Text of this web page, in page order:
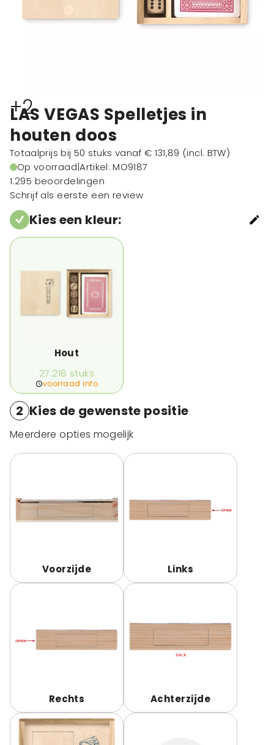
+2
LAS VEGAS Spelletjes in
houten doos
Totaalprijs bij 50 stuks vanaf € 131,89 (incl. BTW)
Op voorraad|Artikel: MO9187
1.295 beoordelingen
Schrijf als eerste een review
Kies een kleur:
Hout
27.218 stuks
voorraad info
2 Kies de gewenste positie
Meerdere opties mogelijk
Voorzijde Links
Rechts Achterzijde